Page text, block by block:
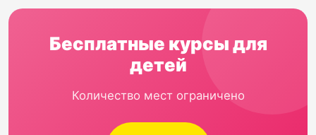
Бесплатные курсы для
детей
Количество мест ограничено